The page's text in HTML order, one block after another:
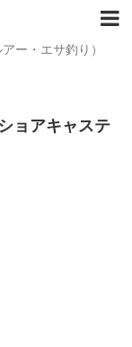
ー・エサ釣り）
ョアキャステ